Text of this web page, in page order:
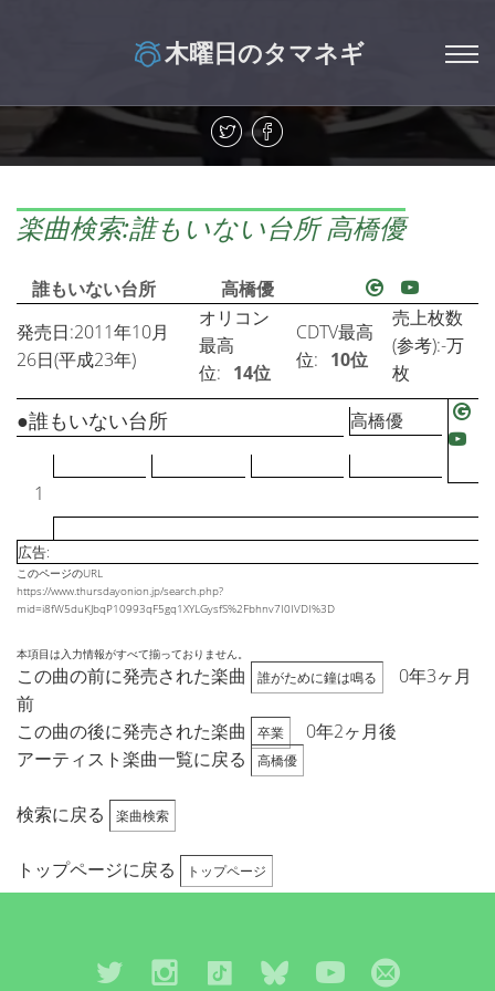
木曜日のタマネギ
楽曲検索:誰もいない台所 高橋優
誰もいない台所
高橋優
発売日:2011年10月
26日(平成23年)
オリコン
最高
位: 14位
CDTV最高
位: 10位
売上枚数
(参考):-万
枚
1
●誰もいない台所 高橋優
広告:
このページのURL
https://www.thursdayonion.jp/search.php?
mid=i8fW5duKJbqP10993qF5gq1XYLGysfS%2Fbhnv7I0IVDI%3D
本項目は入力情報がすべて揃っておりません。
この曲の前に発売された楽曲 誰がために鐘は鳴る
0年3ヶ月
前
この曲の後に発売された楽曲
卒業
0年2ヶ月後
アーティスト楽曲一覧に戻る
高橋優
検索に戻る 楽曲検索
トップページに戻る トップページ